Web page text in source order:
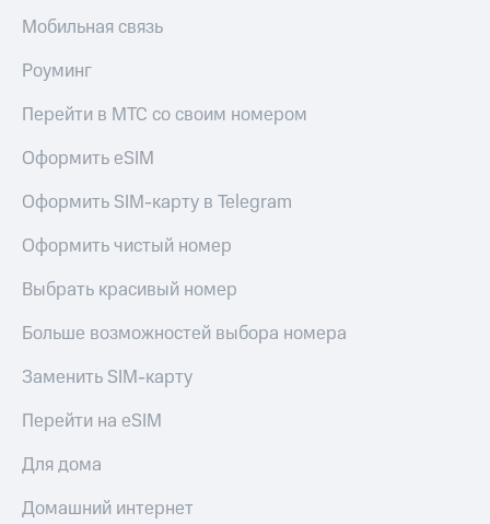
Мобильная связь
Роуминг
Перейти в МТС со своим номером
Оформить eSIM
Оформить SIM-карту в Telegram
Оформить чистый номер
Выбрать красивый номер
Больше возможностей выбора номера
Заменить SIM-карту
Перейти на eSIM
Для дома
Домашний интернет